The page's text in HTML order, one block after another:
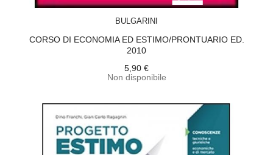
BULGARINI
CORSO DI ECONOMIA ED ESTIMO/PRONTUARIO ED.
2010
5,90 €
Non disponibile